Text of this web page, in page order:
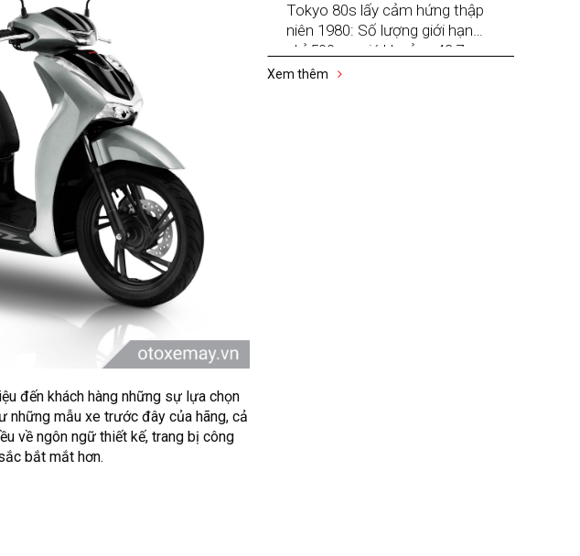
đến khách hàng những sự lựa chọn
những mẫu xe trước đây của hãng, cả
về ngôn ngữ thiết kế, trang bị công
bắt mắt hơn.
Tokyo 80s lấy cảm hứng thập
niên 1980: Số lượng giới hạn
chỉ 500 xe, giá khoảng 42,7
triệu đồng
Xem thêm